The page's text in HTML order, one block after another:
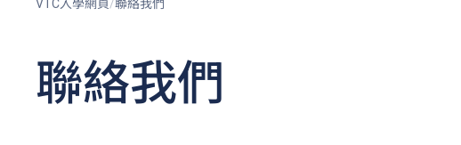
VTC入學網頁 聯絡我們
聯絡我們